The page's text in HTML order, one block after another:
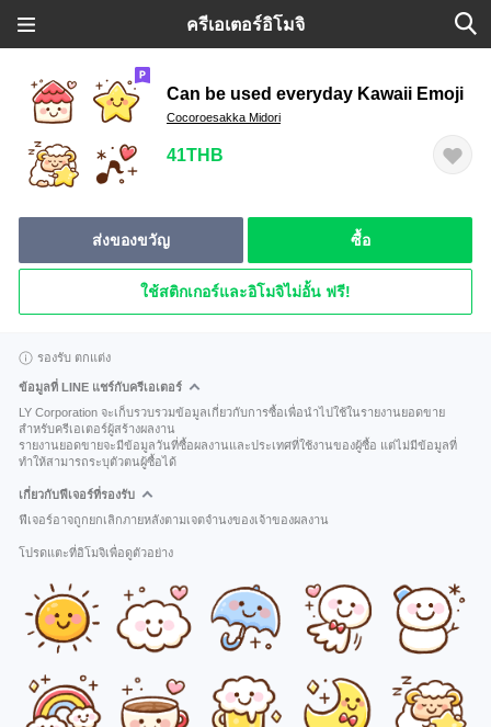
ครีเอเตอร์อิโมจิ
Can be used everyday Kawaii Emoji
Cocoroesakka Midori
41THB
ส่งของขวัญ ซื้อ
ใช้สติกเกอร์และอิโมจิไม่อั้น ฟรี!
รองรับ ตกแต่ง
ข้อมูลที่ LINE แชร์กับครีเอเตอร์
LY Corporation จะเก็บรวบรวมข้อมูลเกี่ยวกับการซื้อเพื่อนำไปใช้ในรายงานยอดขาย
สำหรับครีเอเตอร์ผู้สร้างผลงาน
รายงานยอดขายจะมีข้อมูลวันที่ซื้อผลงานและประเทศที่ใช้งานของผู้ซื้อ แต่ไม่มีข้อมูลที่
ทำให้สามารถระบุตัวตนผู้ซื้อได้
เกี่ยวกับฟีเจอร์ที่รองรับ
ฟีเจอร์อาจถูกยกเลิกภายหลังตามเจตจำนงของเจ้าของผลงาน
โปรดแตะที่อิโมจิเพื่อดูตัวอย่าง